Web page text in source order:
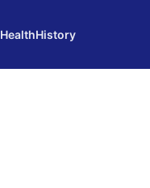
HealthHistory